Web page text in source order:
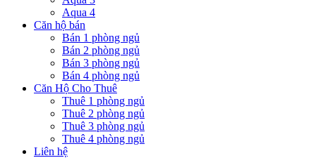
Aqua 4
Căn hộ bán
Bán 1 phòng ngủ
Bán 2 phòng ngủ
Bán 3 phòng ngủ
Bán 4 phòng ngủ
Căn Hộ Cho Thuê
Thuê 1 phòng ngủ
Thuê 2 phòng ngủ
Thuê 3 phòng ngủ
Thuê 4 phòng ngủ
Liên hệ